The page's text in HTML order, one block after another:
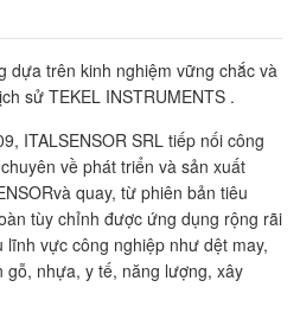
dựa trên kinh nghiệm vững chắc và
sử TEKEL INSTRUMENTS .
ITALSENSOR SRL tiếp nối công
về phát triển và sản xuất
quay, từ phiên bản tiêu
tùy chỉnh được ứng dụng rộng rãi
vực công nghiệp như dệt may,
gỗ, nhựa, y tế, năng lượng, xây